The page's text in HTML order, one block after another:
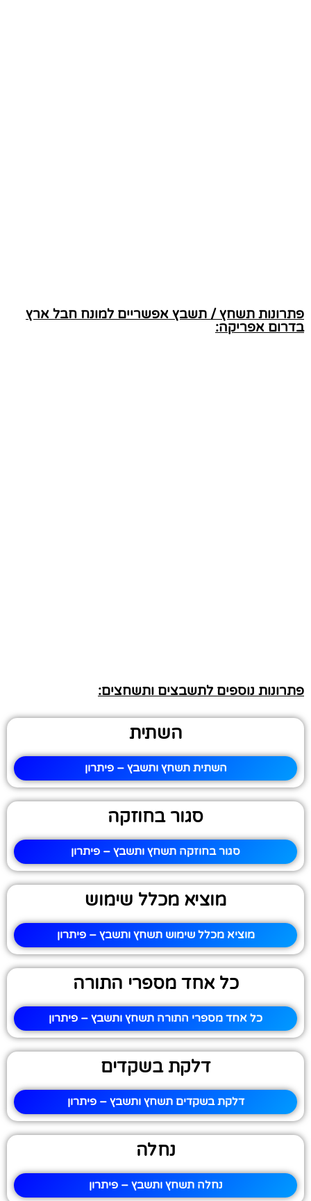
פתרונות תשחץ / תשבץ אפשריים למונח חבל ארץ
בדרום אפריקה:
פתרונות נוספים לתשבצים ותשחצים:
השתית
השתית תשחץ ותשבץ – פיתרון
סגור בחוזקה
סגור בחוזקה תשחץ ותשבץ – פיתרון
מוציא מכלל שימוש
מוציא מכלל שימוש תשחץ ותשבץ – פיתרון
כל אחד מספרי התורה
כל אחד מספרי התורה תשחץ ותשבץ – פיתרון
דלקת בשקדים
דלקת בשקדים תשחץ ותשבץ – פיתרון
נחלה
נחלה תשחץ ותשבץ – פיתרון